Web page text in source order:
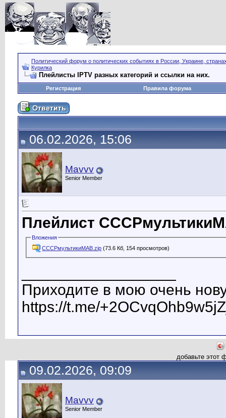
Политический форум о политических событиях в России, Украине,
Курилка
Плейлисты IPTV разных категорий и ссылки на них.
Регистрация Правила форума
06.02.2026, 15:06
Mavvv
Senior Member
Плейлист
Вложения
СССРмультикиМАВ.zip (73.6 Кб, 154 просмотров)
Приходите в мою очень
https://t.me/
добавьте этот
09.02.2026, 09:09
Mavvv
Senior Member